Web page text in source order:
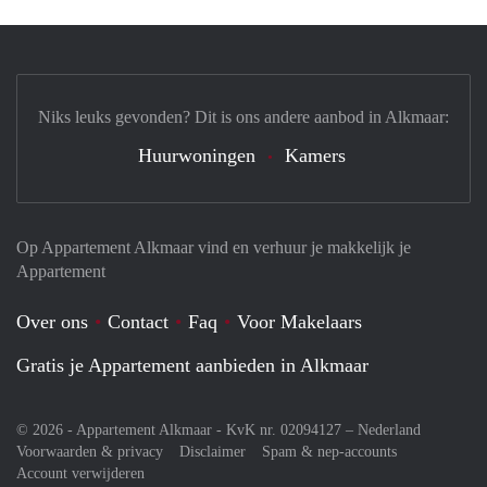
Op Appartement Alkmaar vind en verhuur je makkelijk je
Appartement
Over ons Contact Faq
Voor Makelaars
Gratis je Appartement aanbieden in Alkmaar
© 2026 - Appartement Alkmaar - KvK nr. 02094127 – Nederland
Voorwaarden & privacy
Disclaimer
Spam & nep-accounts
Account verwijderen
Niks leuks gevonden? Dit is ons andere aanbod in Alkmaar:
Huurwoningen Kamers